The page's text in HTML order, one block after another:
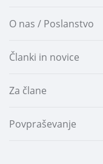
O nas / Poslanstvo
Članki in novice
Za člane
Povpraševanje